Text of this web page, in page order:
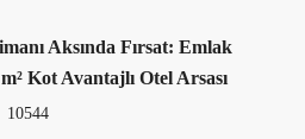
Aksında Fırsat: Emlak
Kot Avantajlı Otel Arsası
10544